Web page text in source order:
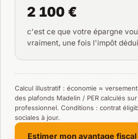
2 100 €
c'est ce que votre épargne
vraiment, une fois l'impôt
Calcul illustratif : économie ≈
des plafonds Madelin / PER calculés
professionnel. Conditions : contrat
sociales à jour.
Estimer mon avantage fiscal